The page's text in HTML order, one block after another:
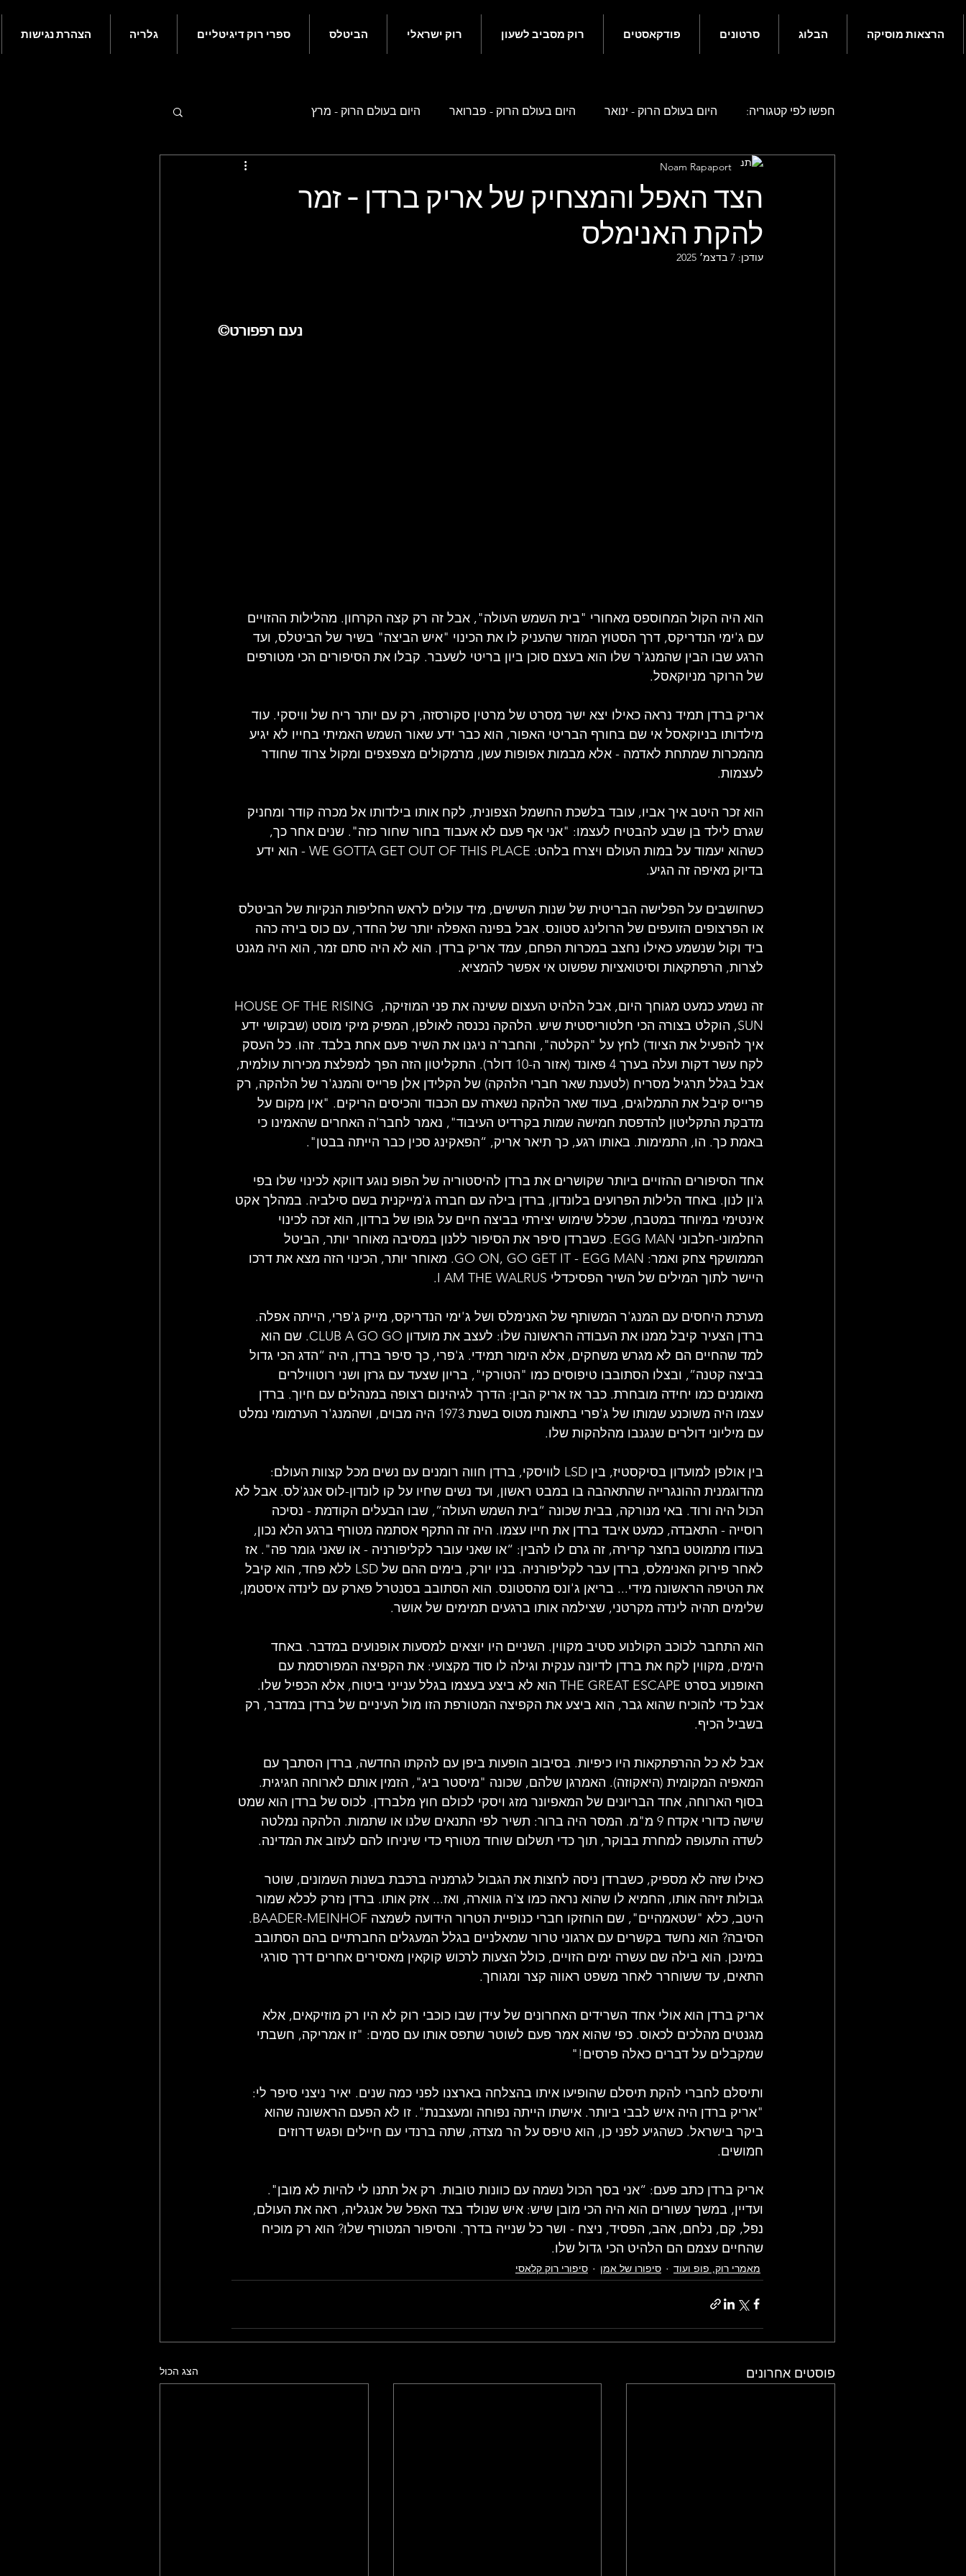
הרצאות מוסיקה הבלוג סרטונים פודקאסטים רוק מסביב לשעון רוק ישראלי הביטלס ספרי רוק דיגיטליים גלריה הצהרת נגישות
חפשו לפי קטגוריה: היום בעולם הרוק - ינואר היום בעולם הרוק - פברואר היום בעולם הרוק - מרץ
היום בעולם הרוק - אפריל
היום בעולם הרוק - אוגוסט היום בעולם הרוק - ספטמבר
הצד האפל והמצחיק של אריק ברדן - זמר
להקת האנימלס
Noam Rapaport
עודכן: 7 בדצמ׳ 2025
הוא היה הקול המחוספס מאחורי "בית השמש העולה", אבל זה רק קצה הקרחון. מהלילות ההזויים
עם ג'ימי הנדריקס, דרך הסטוץ המוזר שהעניק לו את הכינוי "איש הביצה" בשיר של הביטלס, ועד
הרגע שבו הבין שהמנג'ר שלו הוא בעצם סוכן ביון בריטי לשעבר. קבלו את הסיפורים הכי מטורפים
של הרוקר מניוקאסל.
אריק ברדן תמיד נראה כאילו יצא ישר מסרט של מרטין סקורסזה, רק עם יותר ריח של וויסקי. עוד
מילדותו בניוקאסל אי שם בחורף הבריטי האפור, הוא כבר ידע שאור השמש האמיתי בחייו לא יגיע
מהמכרות שמתחת לאדמה - אלא מבמות אפופות עשן, מרמקולים מצפצפים ומקול צרוד שחודר
לעצמות.
הוא זכר היטב איך אביו, עובד בלשכת החשמל הצפונית, לקח אותו בילדותו אל מכרה קודר ומחניק
שגרם לילד בן שבע להבטיח לעצמו: "אני אף פעם לא אעבוד בחור שחור כזה". שנים אחר כך,
כשהוא יעמוד על במות העולם ויצרח בלהט: WE GOTTA GET OUT OF THIS PLACE - הוא ידע
בדיוק מאיפה זה הגיע.
כשחושבים על הפלישה הבריטית של שנות השישים, מיד עולים לראש החליפות הנקיות של הביטלס
או הפרצופים הזועפים של הרולינג סטונס. אבל בפינה האפלה יותר של החדר, עם כוס בירה כהה
ביד וקול שנשמע כאילו נחצב במכרות הפחם, עמד אריק ברדן. הוא לא היה סתם זמר, הוא היה מגנט
לצרות, הרפתקאות וסיטואציות שפשוט אי אפשר להמציא.
זה נשמע כמעט מגוחך היום, אבל הלהיט העצום ששינה את פני המוזיקה, HOUSE OF THE RISING
SUN, הוקלט בצורה הכי חלטוריסטית שיש. הלהקה נכנסה לאולפן, המפיק מיקי מוסט (שבקושי ידע
איך להפעיל את הציוד) לחץ על "הקלטה", והחבר'ה ניגנו את השיר פעם אחת בלבד. זהו. כל העסק
לקח עשר דקות ועלה בערך 4 פאונד (אזור ה-10 דולר). התקליטון הזה הפך למפלצת מכירות עולמית,
אבל בגלל תרגיל מסריח (לטענת שאר חברי הלהקה) של הקלידן אלן פרייס והמנג'ר של הלהקה, רק
פרייס קיבל את התמלוגים, בעוד שאר הלהקה נשארה עם הכבוד והכיסים הריקים. "אין מקום על
מדבקת התקליטון להדפסת חמישה שמות בקרדיט העיבוד", נאמר לחבר'ה האחרים שהאמינו כי
באמת כך. הו, התמימות. באותו רגע, כך תיאר אריק, “הפאקינג סכין כבר הייתה בבטן".
אחד הסיפורים ההזויים ביותר שקושרים את ברדן להיסטוריה של הפופ נוגע דווקא לכינוי שלו בפי
ג'ון לנון. באחד הלילות הפרועים בלונדון, ברדן בילה עם חברה ג'מייקנית בשם סילביה. במהלך אקט
אינטימי במיוחד במטבח, שכלל שימוש יצירתי בביצה חיים על גופו של ברדון, הוא זכה לכינוי
החלמוני-חלבוני EGG MAN. כשברדן סיפר את הסיפור ללנון במסיבה מאוחר יותר, הביטל
הממושקף צחק ואמר: GO ON, GO GET IT - EGG MAN. מאוחר יותר, הכינוי הזה מצא את דרכו
היישר לתוך המילים של השיר הפסיכדלי I AM THE WALRUS.
מערכת היחסים עם המנג'ר המשותף של האנימלס ושל ג'ימי הנדריקס, מייק ג'פרי, הייתה אפלה.
ברדן הצעיר קיבל ממנו את העבודה הראשונה שלו: לעצב את מועדון CLUB A GO GO. שם הוא
למד שהחיים הם לא מגרש משחקים, אלא הימור תמידי. ג'פרי, כך סיפר ברדן, היה “הדג הכי גדול
בביצה קטנה”, ובצלו הסתובבו טיפוסים כמו "הטורקי", בריון שצעד עם גרזן ושני רוטווילרים
מאומנים כמו יחידה מובחרת. כבר אז אריק הבין: הדרך לגיהינום רצופה במנהלים עם חיוך. ברדן
עצמו היה משוכנע שמותו של ג'פרי בתאונת מטוס בשנת 1973 היה מבוים, ושהמנג'ר הערמומי נמלט
עם מיליוני דולרים שנגנבו מהלהקות שלו.
בין אולפן למועדון בסיקסטיז, בין LSD לוויסקי, ברדן חווה רומנים עם נשים מכל קצוות העולם:
מהדוגמנית ההונגרייה שהתאהבה בו במבט ראשון, ועד נשים שחיו על קו לונדון-לוס אנג'לס. אבל לא
הכול היה ורוד. באי מנורקה, בבית שכונה “בית השמש העולה”, שבו הבעלים הקודמת - נסיכה
רוסייה - התאבדה, כמעט איבד ברדן את חייו עצמו. היה זה התקף אסתמה מטורף ברגע הלא נכון,
בעודו מתמוטט בחצר קרירה, זה גרם לו להבין: “או שאני עובר לקליפורניה - או שאני גומר פה". אז
לאחר פירוק האנימלס, ברדן עבר לקליפורניה. בניו יורק, בימים ההם של LSD ללא פחד, הוא קיבל
את הטיפה הראשונה מידי... בריאן ג'ונס מהסטונס. הוא הסתובב בסנטרל פארק עם לינדה איסטמן,
שלימים תהיה לינדה מקרטני, שצילמה אותו ברגעים תמימים של אושר.
הוא התחבר לכוכב הקולנוע סטיב מקווין. השניים היו יוצאים למסעות אופנועים במדבר. באחד
הימים, מקווין לקח את ברדן לדיונה ענקית וגילה לו סוד מקצועי: את הקפיצה המפורסמת עם
האופנוע בסרט THE GREAT ESCAPE הוא לא ביצע בעצמו בגלל ענייני ביטוח, אלא הכפיל שלו.
אבל כדי להוכיח שהוא גבר, הוא ביצע את הקפיצה המטורפת הזו מול העיניים של ברדן במדבר, רק
בשביל הכיף.
אבל לא כל ההרפתקאות היו כיפיות. בסיבוב הופעות ביפן עם להקתו החדשה, ברדן הסתבך עם
המאפיה המקומית (היאקוזה). האמרגן שלהם, שכונה "מיסטר ביג", הזמין אותם לארוחה חגיגית.
בסוף הארוחה, אחד הבריונים של המאפיונר מזג ויסקי לכולם חוץ מלברדן. לכוס של ברדן הוא שמט
שישה כדורי אקדח 9 מ"מ. המסר היה ברור: תשיר לפי התנאים שלנו או שתמות. הלהקה נמלטה
לשדה התעופה למחרת בבוקר, תוך כדי תשלום שוחד מטורף כדי שיניחו להם לעזוב את המדינה.
כאילו שזה לא מספיק, כשברדן ניסה לחצות את הגבול לגרמניה ברכבת בשנות השמונים, שוטר
גבולות זיהה אותו, החמיא לו שהוא נראה כמו צ'ה גווארה, ואז... אזק אותו. ברדן נזרק לכלא שמור
היטב, כלא "שטאמהיים", שם הוחזקו חברי כנופיית הטרור הידועה לשמצה BAADER-MEINHOF.
הסיבה? הוא נחשד בקשרים עם ארגוני טרור שמאלניים בגלל המעגלים החברתיים בהם הסתובב
במינכן. הוא בילה שם עשרה ימים הזויים, כולל הצעות לרכוש קוקאין מאסירים אחרים דרך סורגי
התאים, עד ששוחרר לאחר משפט ראווה קצר ומגוחך.
אריק ברדן הוא אולי אחד השרידים האחרונים של עידן שבו כוכבי רוק לא היו רק מוזיקאים, אלא
מגנטים מהלכים לכאוס. כפי שהוא אמר פעם לשוטר שתפס אותו עם סמים: "זו אמריקה, חשבתי
שמקבלים על דברים כאלה פרסים!"
ותיסלם לחברי להקת תיסלם שהופיעו איתו בהצלחה בארצנו לפני כמה שנים. יאיר ניצני סיפר לי:
"אריק ברדן היה איש לבבי ביותר. אישתו הייתה נפוחה ומעצבנת". זו לא הפעם הראשונה שהוא
ביקר בישראל. כשהגיע לפני כן, הוא טיפס על הר מצדה, שתה ברנדי עם חיילים ופגש דרוזים
חמושים.
אריק ברדן כתב פעם: “אני בסך הכול נשמה עם כוונות טובות. רק אל תתנו לי להיות לא מובן".
ועדיין, במשך עשורים הוא היה הכי מובן שיש: איש שנולד בצד האפל של אנגליה, ראה את העולם,
נפל, קם, נלחם, אהב, הפסיד, ניצח - ושר כל שנייה בדרך. והסיפור המטורף שלו? הוא רק מוכיח
שהחיים עצמם הם הלהיט הכי גדול שלו.
מאמרי רוק, פופ ועוד סיפורו של אמן סיפורי רוק קלאסי
פוסטים אחרונים הצג הכול
©נעם רפפורט
©נעם רפפורט